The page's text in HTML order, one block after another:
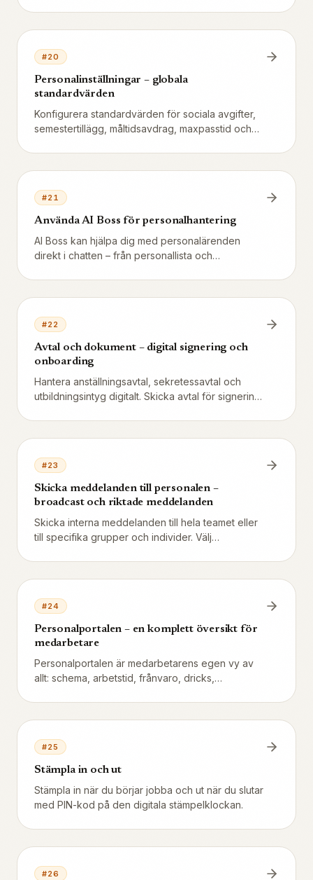
#20
Personalinställningar – globala
standardvärden
Konfigurera standardvärden för sociala avgifter,
semestertillägg, måltidsavdrag, maxpasstid och
#21
Använda AI Boss för personalhantering
AI Boss kan hjälpa dig med personalärenden
direkt i chatten – från personallista och
#22
Avtal och dokument – digital signering och
onboarding
Hantera anställningsavtal, sekretessavtal och
utbildningsintyg digitalt. Skicka avtal för signering,
#23
Skicka meddelanden till personalen –
broadcast och riktade meddelanden
Skicka interna meddelanden till hela teamet eller
till specifika grupper och individer. Välj
#24
Personalportalen – en komplett översikt för
medarbetare
Personalportalen är medarbetarens egen vy av
allt: schema, arbetstid, frånvaro, dricks,
#25
Stämpla in och ut
Stämpla in när du börjar jobba och ut när du slutar
med PIN-kod på den digitala stämpelklockan.
#26